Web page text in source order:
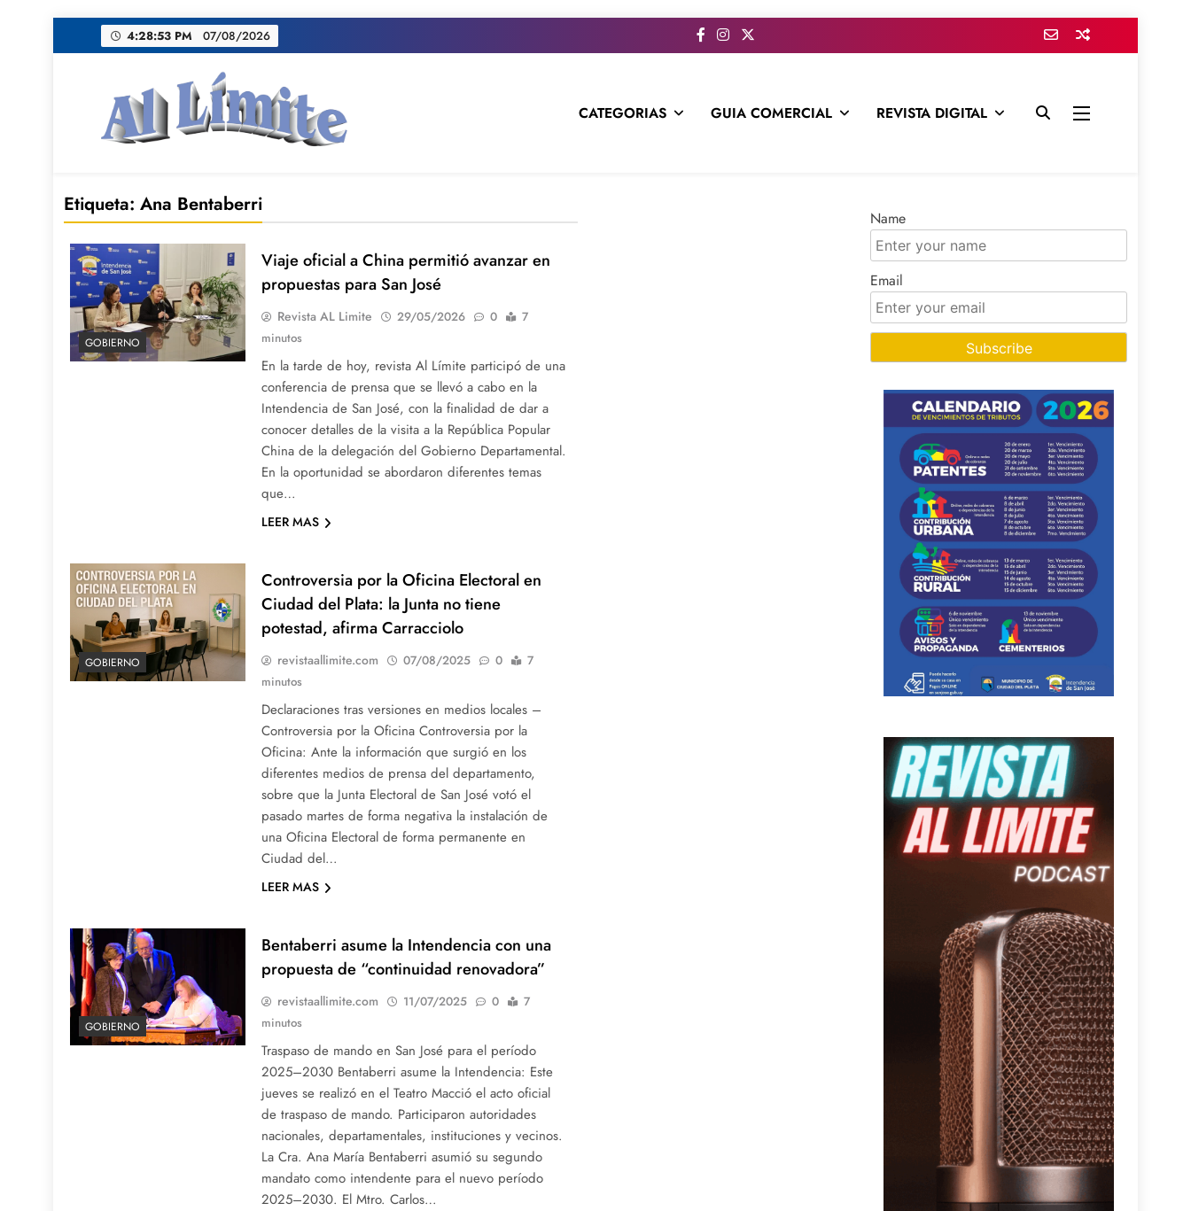
al
4:28:54 PM 07/08/2026
CATEGORIAS GUIA COMERCIAL REVISTA DIGITAL
Etiqueta: Ana Bentaberri
GOBIERNO
Viaje oficial a China permitió avanzar en
propuestas para San José
Revista AL Limite 29/05/2026 0
7
minutos
En la tarde de hoy, revista Al Límite participó de una
conferencia de prensa que se llevó a cabo en la
Intendencia de San José, con la finalidad de dar a
conocer detalles de la visita a la República Popular
China de la delegación del Gobierno Departamental.
En la oportunidad se abordaron diferentes temas
que…
LEER MAS
GOBIERNO
Controversia por la Oficina Electoral en
Ciudad del Plata: la Junta no tiene
potestad, afirma Carracciolo
revistaallimite.com 07/08/2025 0
7
minutos
Declaraciones tras versiones en medios locales –
Controversia por la Oficina Controversia por la
Oficina: Ante la información que surgió en los
diferentes medios de prensa del departamento,
sobre que la Junta Electoral de San José votó el
pasado martes de forma negativa la instalación de
una Oficina Electoral de forma permanente en
Ciudad del…
LEER MAS
GOBIERNO
Bentaberri asume la Intendencia con una
propuesta de “continuidad renovadora”
revistaallimite.com 11/07/2025 0
7
minutos
Traspaso de mando en San José para el período
2025–2030 Bentaberri asume la Intendencia: Este
jueves se realizó en el Teatro Macció el acto oficial
de traspaso de mando. Participaron autoridades
nacionales, departamentales, instituciones y vecinos.
La Cra. Ana María Bentaberri asumió su segundo
mandato como intendente para el nuevo período
2025–2030. El Mtro. Carlos…
Name
Email